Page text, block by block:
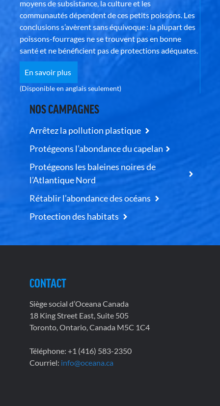
moyens de subsistance, la culture et les
communautés dépendent de ces petits poissons. Les
conclusions s’avèrent sans équivoque : la plupart des
poissons-fourrages ne se trouvent pas en bonne
santé et ne bénéficient pas de protections adéquates.
En savoir plus
(Disponible en anglais seulement)
NOS CAMPAGNES
Arrêtez la pollution plastique
Protégeons l’abondance du capelan
Protégeons les baleines noires de
l’Atlantique Nord
Rétablir l’abondance des océans
Protection des habitats
CONTACT
Siège social d’Oceana Canada
18 King Street East, Suite 505
Toronto, Ontario, Canada M5C 1C4
Téléphone: +1 (416) 583-2350
Courriel: info@oceana.ca